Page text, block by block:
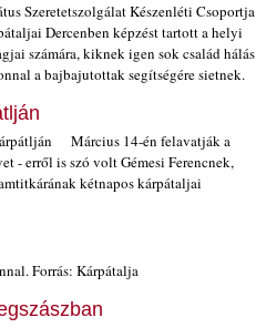
Szeretetszolgálat Készenléti Csoportja
Dercenben képzést tartott a helyi
számára, kiknek igen sok család hálás
a bajbajutottak segítségére sietnek.
Március 14-én felavatják a
- erről is szó volt Gémesi Ferencnek,
kétnapos kárpátaljai
Forrás: Kárpátalja